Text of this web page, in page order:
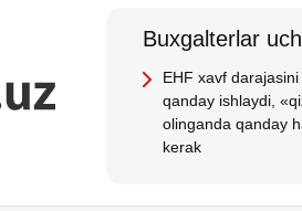
Buхgalterlar
EHF хavf
qanday ishlaydi,
olinganda qanday
kerak